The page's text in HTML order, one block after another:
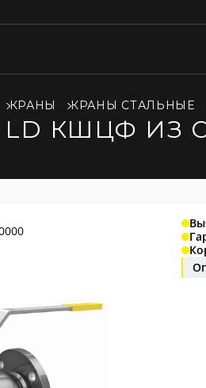
КРАНЫ КРАНЫ СТАЛЬНЫЕ
КШЦФ ИЗ